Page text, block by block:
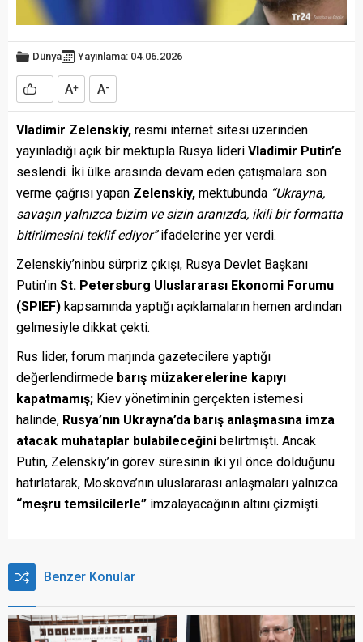
Dünya Yayınlama: 04.06.2026
A+ A-
Vladimir Zelenskiy, resmi internet sitesi üzerinden
yayınladığı açık bir mektupla Rusya lideri Vladimir Putin’e
seslendi. İki ülke arasında devam eden çatışmalara son
verme çağrısı yapan Zelenskiy, mektubunda “Ukrayna,
savaşın yalnızca bizim ve sizin aranızda, ikili bir formatta
bitirilmesini teklif ediyor”ifadelerine yer verdi.
Zelenskiy’ninbu sürpriz çıkışı, Rusya Devlet Başkanı
Putin’in St. Petersburg Uluslararası Ekonomi Forumu
(SPIEF) kapsamında yaptığı açıklamaların hemen ardından
gelmesiyle dikkat çekti.
Rus lider, forum marjında gazetecilere yaptığı
değerlendirmede barış müzakerelerine kapıyı
kapatmamış; Kiev yönetiminin gerçekten istemesi
halinde, Rusya’nın Ukrayna’da barış anlaşmasına imza
atacak muhataplar bulabileceğini belirtmişti. Ancak
Putin, Zelenskiy’in görev süresinin iki yıl önce dolduğunu
hatırlatarak, Moskova’nın uluslararası anlaşmaları yalnızca
“meşru temsilcilerle” imzalayacağının altını çizmişti.
Benzer Konular